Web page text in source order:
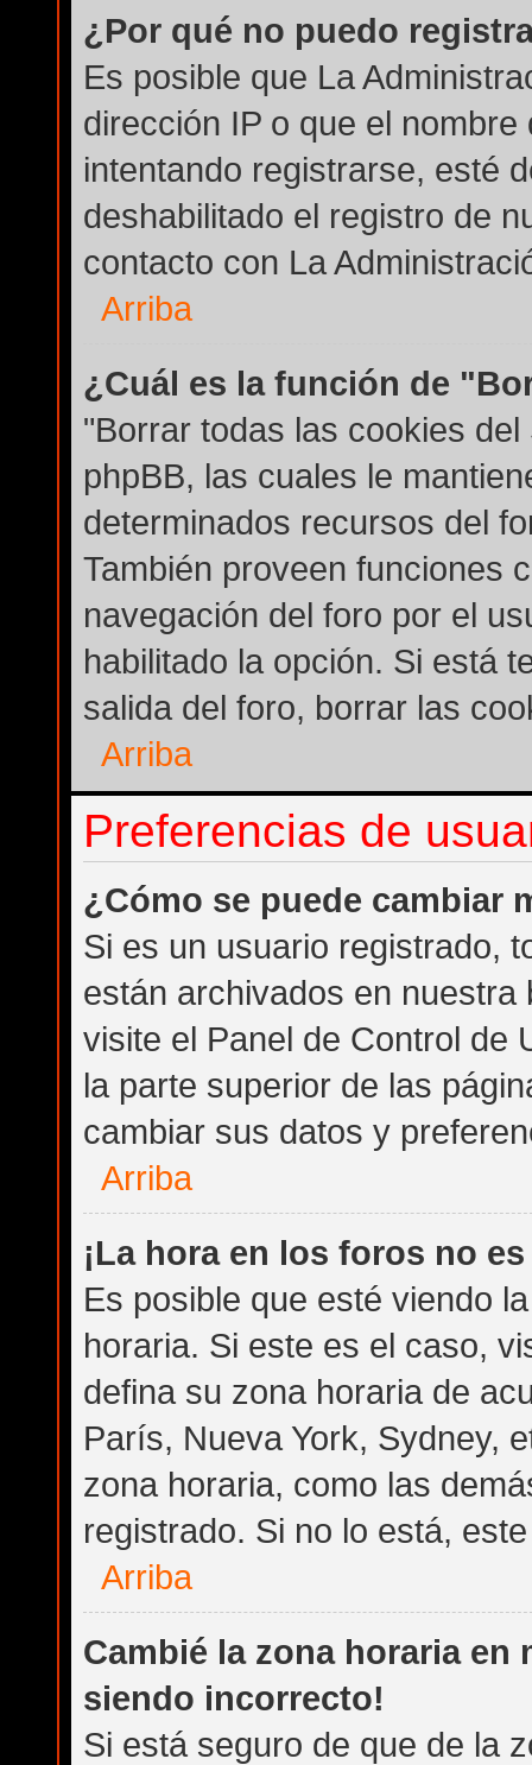
¿Por qué no puedo
Es posible que La
dirección IP o que el
intentando registrarse, esté
deshabilitado el registro de
contacto con La
Arriba
¿Cuál es la función de
"Borrar todas las cookies
phpBB, las cuales le
determinados recursos del
También proveen funciones
navegación del foro por el
habilitado la opción. Si está
salida del foro, borrar las
Arriba
Preferencias de
¿Cómo se puede cambiar
Si es un usuario registrado,
están archivados en
visite el Panel de Control de
la parte superior de las
cambiar sus datos y
Arriba
¡La hora en los foros no
Es posible que esté viendo
horaria. Si este es el caso,
defina su zona horaria de
París, Nueva York, Sydney,
zona horaria, como las
registrado. Si no lo está,
Arriba
Cambié la zona horaria en
siendo incorrecto!
Si está seguro de que de la